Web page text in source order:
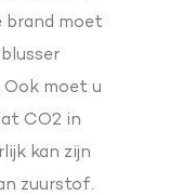
brand moet
Ook moet u
CO2 in
kan zijn
zuurstof.